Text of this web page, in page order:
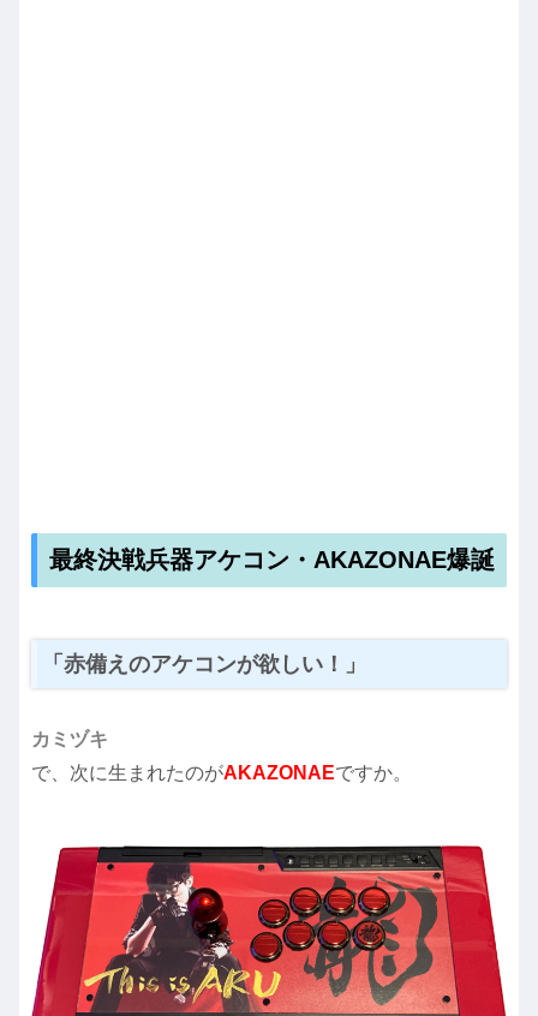
最終決戦兵器アケコン・AKAZONAE爆誕
「赤備えのアケコンが欲しい！」
カミヅキ
で、次に生まれたのがAKAZONAEですか。